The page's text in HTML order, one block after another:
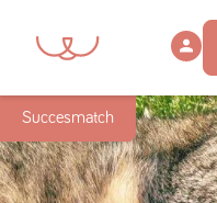
Succesmatch